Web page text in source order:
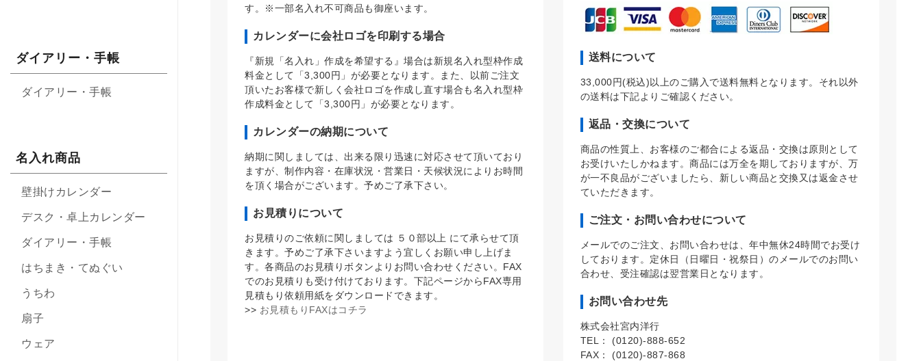
す。※一部名入れ不可商品も御座います。
カレンダーに会社ロゴを印刷する場合
『新規「名入れ」作成を希望する』場合は新規名入れ型枠作成
料金として「3,300円」が必要となります。また、以前ご注文
頂いたお客様で新しく会社ロゴを作成し直す場合も名入れ型枠
作成料金として「3,300円」が必要となります。
カレンダーの納期について
納期に関しましては、出来る限り迅速に対応させて頂いており
ますが、制作内容・在庫状況・営業日・天候状況によりお時間
を頂く場合がございます。予めご了承下さい。
お見積りについて
お見積りのご依頼に関しましては ５０部以上 にて承らせて頂
きます。予めご了承下さいますよう宜しくお願い申し上げま
す。各商品のお見積りボタンよりお問い合わせください。FAX
でのお見積りも受け付けております。下記ページからFAX専用
見積もり依頼用紙をダウンロードできます。
>> お見積もりFAXはコチラ
送料について
33,000円(税込)以上のご購入で送料無料となります。それ以外
の送料は下記よりご確認ください。
返品・交換について
商品の性質上、お客様のご都合による返品・交換は原則として
お受けいたしかねます。商品には万全を期しておりますが、万
が一不良品がございましたら、新しい商品と交換又は返金させ
ていただきます。
ご注文・お問い合わせについて
メールでのご注文、お問い合わせは、年中無休24時間でお受け
しております。定休日（日曜日・祝祭日）のメールでのお問い
合わせ、受注確認は翌営業日となります。
お問い合わせ先
株式会社宮内洋行
TEL： (0120)-888-652
FAX： (0120)-887-868
ダイアリー・手帳
ダイアリー・手帳
名入れ商品
壁掛けカレンダー
デスク・卓上カレンダー
ダイアリー・手帳
はちまき・てぬぐい
うちわ
扇子
ウェア